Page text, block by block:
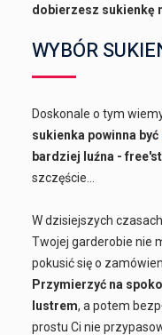
dobierzesz sukienkę
WYBÓR
Doskonale o tym
sukienka powinna być
bardziej luźna -
szczęście...
W dzisiejszych
Twojej garderobie nie
pokusić się o
Przymierzyć na
lustrem, a potem
prostu Ci nie